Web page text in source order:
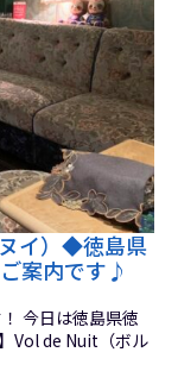
イ）◆徳島県
案内です♪
今日は徳島県徳
Vol de Nuit（ボル